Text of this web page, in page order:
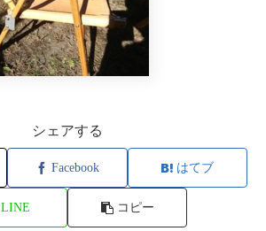
シェアする
Facebook はてブ
LINE コピー